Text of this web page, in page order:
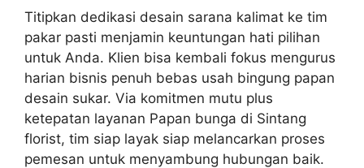
Titipkan dedikasi desain sarana kalimat ke tim
pakar pasti menjamin keuntungan hati pilihan
untuk Anda. Klien bisa kembali fokus mengurus
harian bisnis penuh bebas usah bingung papan
desain sukar. Via komitmen mutu plus
ketepatan layanan Papan bunga di Sintang
florist, tim siap layak siap melancarkan proses
pemesan untuk menyambung hubungan baik.